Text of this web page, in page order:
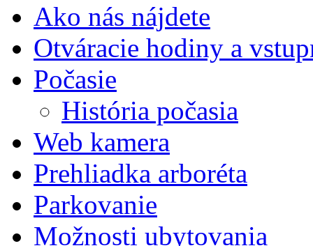
Ako nás nájdete
Otváracie hodiny a
Počasie
História počasia
Web kamera
Prehliadka arboréta
Parkovanie
Možnosti ubytovania